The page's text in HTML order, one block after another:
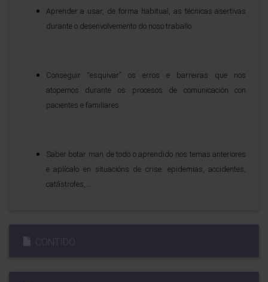
Aprender a usar, de forma habitual, as técnicas asertivas
durante o desenvolvemento do noso traballo.
Conseguir “esquivar” os erros e barreiras que nos
atopemos durante os procesos de comunicación con
pacientes e familiares.
Saber botar man de todo o aprendido nos temas anteriores
e aplícalo en situacións de crise: epidemias, accidentes,
catástrofes,…
CONTIDO